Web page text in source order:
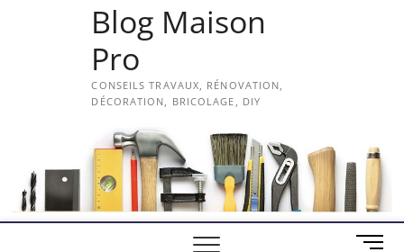
Blog Maison
Pro
CONSEILS TRAVAUX, RÉNOVATION,
DÉCORATION, BRICOLAGE, DIY
M